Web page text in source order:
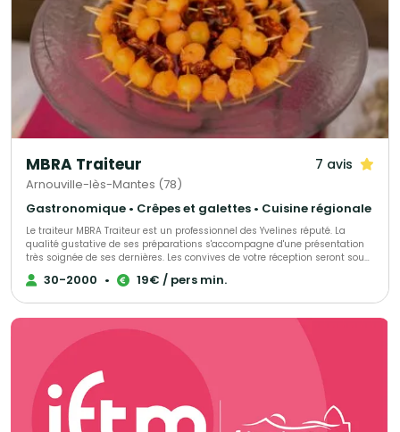
MBRA Traiteur 7 avis
Arnouville-lès-Mantes (78)
Gastronomique • Crêpes et galettes • Cuisine régionale
Le traiteur MBRA Traiteur est un professionnel des Yvelines réputé. La
qualité gustative de ses préparations s'accompagne d'une présentation
très soignée de ses dernières. Les convives de votre réception seront sous
le charme. Nous organisons tous vos événements privés ou
professionnels du mariage au repas d’entreprises.
30-2000 • 19€ / pers min.